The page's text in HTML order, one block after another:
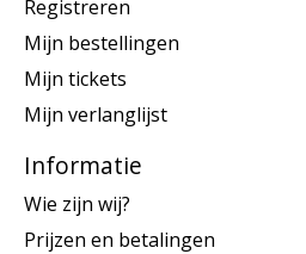
Registreren
Mijn bestellingen
Mijn tickets
Mijn verlanglijst
Informatie
Wie zijn wij?
Prijzen en betalingen